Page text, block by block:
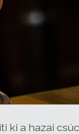
ki a hazai